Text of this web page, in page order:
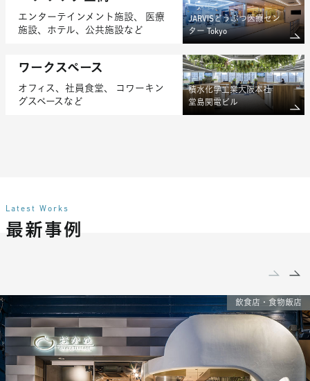
エンターテインメント施設、
医療
施設、ホテル、公共施設など
JARVISどうぶつ医療セン
ター Tokyo
ワークスペース
オフィス、社員食堂、
コワーキン
グスペースなど
積水化学工業大阪本社
堂島関電ビル
Latest Works
最新事例
prev next
飲食店・食物飯店